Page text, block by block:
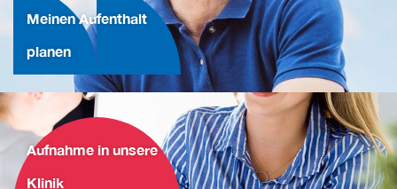
Meinen Aufenthalt
planen
Aufnahme in unsere
Klinik